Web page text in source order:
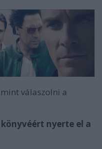
válaszolni a
nyerte el a